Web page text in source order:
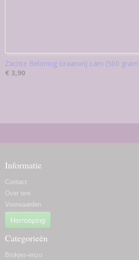
Zachte Beloning Graanvrij Lam (500
€ 3,90
Informatie
Contact
Over ons
Voorwaarden
Herroeping
Categorieën
Brokjes-enzo